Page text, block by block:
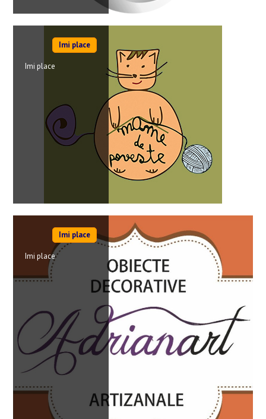
Imi place
Imi place
Imi place
Imi place